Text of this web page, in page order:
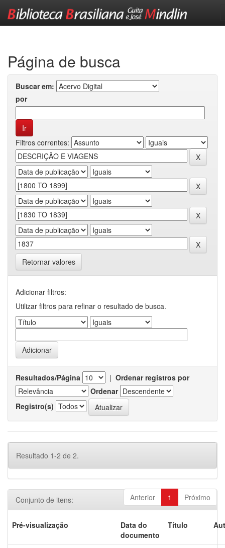
Página de busca
Buscar em:
por
Filtros correntes:
Retornar valores
Adicionar filtros:
Utilizar filtros para refinar o resultado de busca.
Resultados/Página | Ordenar registros por
Ordenar
Registro(s)
Resultado 1-2 de 2.
Anterior 1 Próximo
Conjunto de itens:
Pré-visualização
Data do
documento
Título